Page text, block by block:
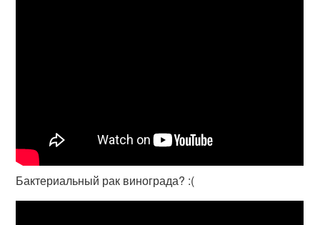
Бактериальный рак винограда? :(